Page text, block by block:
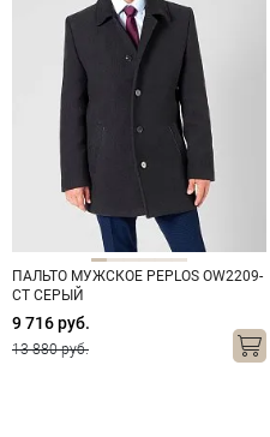
ПАЛЬТО МУЖСКОЕ PEPLOS OW2209-
CT СЕРЫЙ
9 716 руб.
13 880 руб.